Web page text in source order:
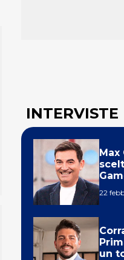
INTERVISTE
Max
22
un